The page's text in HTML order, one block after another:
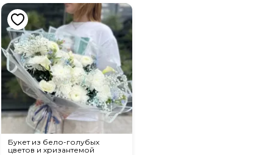
Букет из бело-голубых
цветов и хризантемой